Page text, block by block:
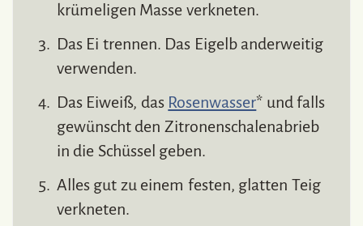
krümeligen Masse verkneten.
Das Ei trennen. Das Eigelb anderweitig
verwenden.
Das Eiweiß, das Rosenwasser* und falls
gewünscht den Zitronenschalenabrieb
in die Schüssel geben.
Alles gut zu einem festen, glatten Teig
verkneten.